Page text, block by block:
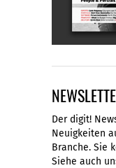
Der digit!
Neuigkeiten
Branche. Sie
Siehe auch